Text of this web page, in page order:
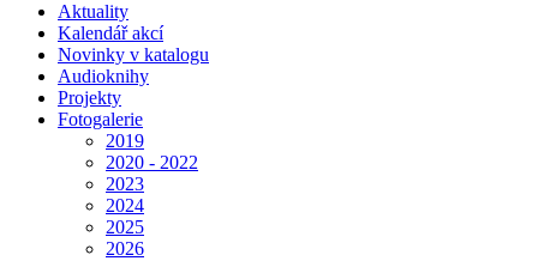
Aktuality
Kalendář akcí
Novinky v katalogu
Audioknihy
Projekty
Fotogalerie
2019
2020 - 2022
2023
2024
2025
2026